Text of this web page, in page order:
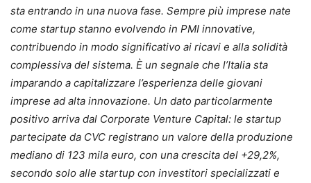
sta entrando in una nuova fase. Sempre più imprese nate
come startup stanno evolvendo in PMI innovative,
contribuendo in modo significativo ai ricavi e alla solidità
complessiva del sistema. È un segnale che l’Italia sta
imparando a capitalizzare l’esperienza delle giovani
imprese ad alta innovazione. Un dato particolarmente
positivo arriva dal Corporate Venture Capital: le startup
partecipate da CVC registrano un valore della produzione
mediano di 123 mila euro, con una crescita del +29,2%,
secondo solo alle startup con investitori specializzati e